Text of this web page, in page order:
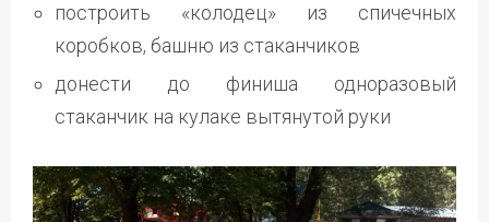
построить «колодец» из спичечных
коробков, башню из стаканчиков
донести до финиша одноразовый
стаканчик на кулаке вытянутой руки